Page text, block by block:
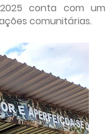
conta com um
comunitárias.